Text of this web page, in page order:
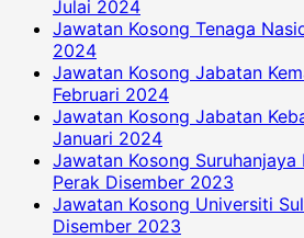
Julai 2024
Jawatan Kosong Tenaga
2024
Jawatan Kosong Jabatan
Februari 2024
Jawatan Kosong Jabatan
Januari 2024
Jawatan Kosong
Perak Disember 2023
Jawatan Kosong Universiti
Disember 2023